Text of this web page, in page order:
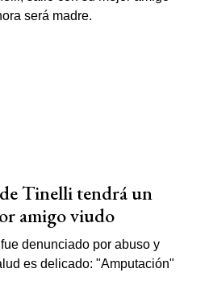
Tinelli tendrá un
amigo viudo